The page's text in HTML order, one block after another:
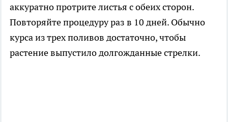
аккуратно протрите листья с обеих сторон.
Повторяйте процедуру раз в 10 дней. Обычно
курса из трех поливов достаточно, чтобы
растение выпустило долгожданные стрелки.